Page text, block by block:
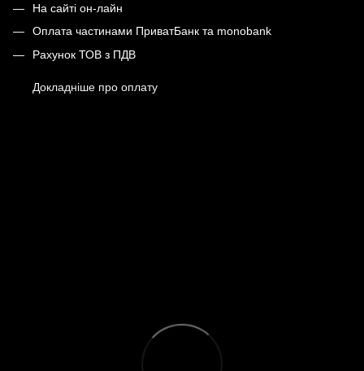
На сайті он-лайн
Оплата частинами ПриватБанк та monobank
Рахунок ТОВ з ПДВ
Докладніше про оплату